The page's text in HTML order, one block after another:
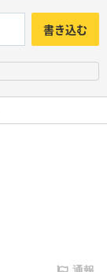
書き込む